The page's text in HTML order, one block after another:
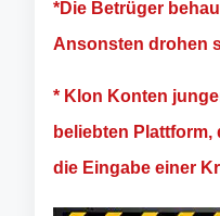
*Die Betrüger
Ansonsten drohen
* Klon Konten
beliebten
die Eingabe einer